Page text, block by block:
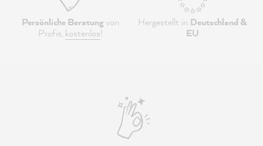
Persönliche Beratungvon
Profis, kostenlos!
Hergestellt in Deutschland &
EU